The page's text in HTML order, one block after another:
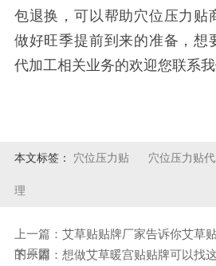
包退换，可以帮助穴位压力贴
做好旺季提前到来的准备，想
代加工相关业务的欢迎您联系我
本文标签： 穴位压力贴 穴位压力贴
理
上一篇：艾草贴贴牌厂家告诉你艾草
的原因
下一篇：想做艾草暖宫贴贴牌可以找